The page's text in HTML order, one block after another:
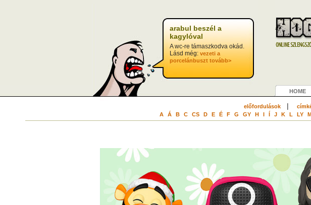
arabul beszél a
kagylóval
A wc-re támaszkodva okád.
Lásd még: vezeti a
porcelánbuszt tovább>
HOME
előfordulások|
A
Á B C CS D E É F G GY H I Í J K L LY